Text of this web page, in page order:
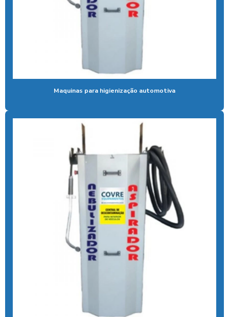
Contador de banhos
Controlador de banho com moedas
Controlador de chuveiro
Controlador de chuveiro com pix
Controlador de ducha para quiosque
Controlador de tempo de banho
Controlador de tempo chuveiro
Desengraxante alcalino biodegradavel
Detergente para lavar caminhões
Ducha automatica para carros
Maquinas para higienização automotiva